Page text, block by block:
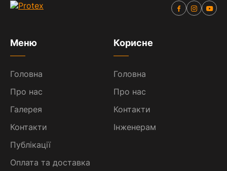
Меню
Головна
Про нас
Галерея
Контакти
Публікації
Оплата та доставка
Корисне
Головна
Про нас
Контакти
Інженерам